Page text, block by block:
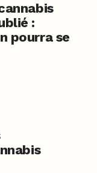
:
pourra se